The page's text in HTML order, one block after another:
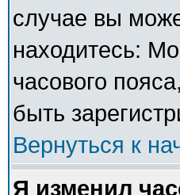
случае вы
находитесь:
часового
быть
Вернуться к
Я изменил